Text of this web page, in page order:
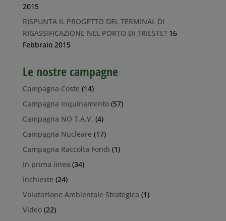
2015
RISPUNTA IL PROGETTO DEL TERMINAL DI
RIGASSIFICAZIONE NEL PORTO DI TRIESTE? 16
Febbraio 2015
Le nostre campagne
Campagna Coste (14)
Campagna Inquinamento(57)
Campagna NO T.A.V. (4)
Campagna Nucleare (17)
Campagna Raccolta Fondi (1)
In prima linea (34)
Inchieste (24)
Valutazione Ambientale Strategica (1)
Video(22)